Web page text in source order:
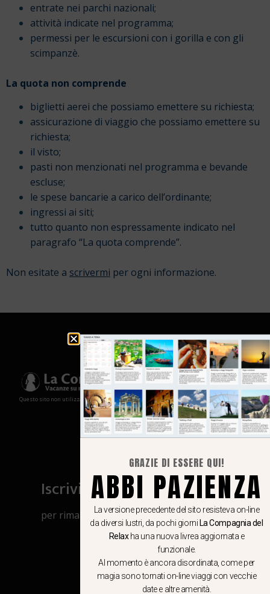
entrate nei parchi nazionali;
attività indicate nel programma;
permessi per le escursioni con i gorilla e con gli
scimpanzè.
La quota non comprende
biglietti aerei che possiamo emettere su richiesta;
assicurazione di viaggio che possiamo emettere su
richiesta;
il visto;
pasti non menzionati nel programma e bevande
escluse;
le spese bancarie a carico dell’ordinante;
ingressi ai siti;
tutto quanto non espressamente indicato nel
paragrafo “La quota comprende”.
Non esitate a scrivermi per ogni informazione.
Questo sito non utilizza cookies e non memorizza in alcun modo le tue informazioni
Iscriviti al canale Whatsapp
per rimanere aggiornato su viaggi, eventi
e notizie!
CLICCA QUI
GRAZIE DI ESSERE QUI!
ABBI PAZIENZA
La versione precedente del sito resisteva on-line
da diversi lustri, da pochi giorni La Compagnia del
Relaxha una nuova livrea aggiornata e
funzionale.
Al momento è ancora disordinata, come per
magia sono tornati on-line viaggi con vecchie
date e altre amenità.